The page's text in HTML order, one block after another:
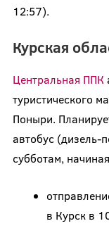
12:57).
Курская
Центральная ППК
туристического
Поныри.
автобус (дизель-
субботам,
в Курск в